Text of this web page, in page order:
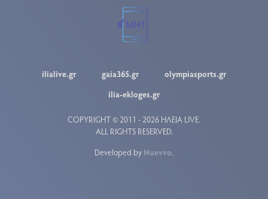
ilialive.gr gaia365.gr
olympiasports.gr
ilia-ekloges.gr
COPYRIGHT © 2011 - 2026 ΗΛΕΙΑ LIVE.
ALL RIGHTS RESERVED.
Developed by Nuevvo.